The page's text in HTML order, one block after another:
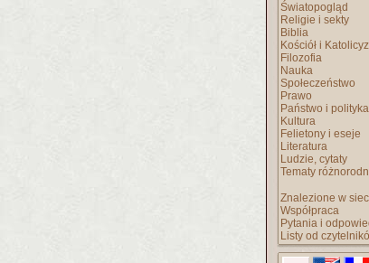
Światopogląd
Religie i sekty
Biblia
Kościół i
Filozofia
Nauka
Społeczeństwo
Prawo
Państwo i polityka
Kultura
Felietony i eseje
Literatura
Ludzie, cytaty
Tematy
Znalezione w
Współpraca
Pytania i
Listy od